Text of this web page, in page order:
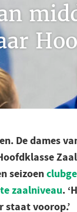
De dames
seizoen
zaalniveau.
staat voorop.’